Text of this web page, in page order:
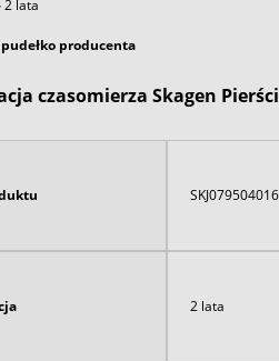
2 lata
producenta
czasomierza Skagen
SKJ079504016
2 lata